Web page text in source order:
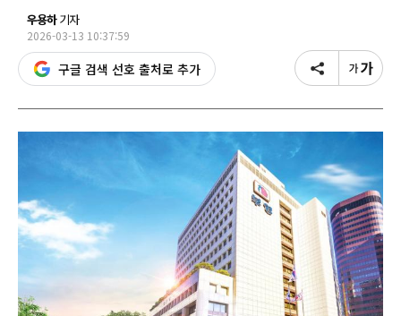
우용하기자
2026-03-13 10:37:59
구글 검색 선호 출처로 추가